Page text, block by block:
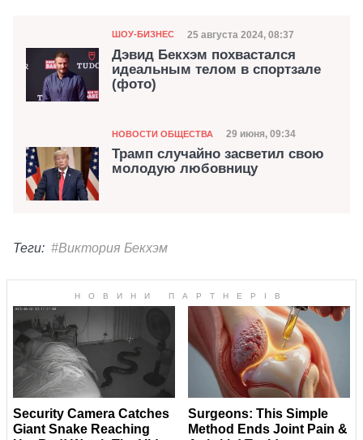
Категория
ШОУ-БИЗНЕС Дата публикации
25 августа 2024, 08:37
Дэвид Бекхэм похвастался
идеальным телом в спортзале
(фото)
Категория
НОВОСТИ ОБЩЕСТВА Дата публикации
29 июня, 09:34
Трамп случайно засветил свою
молодую любовницу
Теги: #Виктория Бекхэм